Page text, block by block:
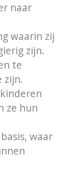
naar
waarin zij
zijn.
te
zijn.
ze hun
waar